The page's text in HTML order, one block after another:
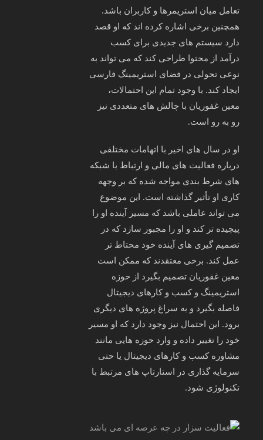
تعامل میان استریمرها و کاربران باشد.
همچنین برخی اشاره کرده‌ اند که او قصد
دارد سیستم‌ های جدیدی برای کسب
درآمد از محتوا طراحی کند که می‌ تواند به‌
نوعی تحولی در فضای استریمینگ فارسی
ایجاد کند. با وجود تمام این احتمالات،
معین غفوریان با چالش‌ های متعددی نیز
رو به‌ رو است.
او در سال‌ های اخیر با اتهامات مختلفی
درباره فعالیت‌ های مالی و ارتباط با شبکه‌
های شرط‌ بندی مواجه شده که بر وجهه
کاری او تأثیر گذاشته است. این موضوع
می‌ تواند عاملی باشد که مسیر آینده او را
پیچیده‌ تر کند و او را مجبور سازد که در
تصمیم‌ گیری‌ های آینده خود محتاط‌ تر
عمل کند. برخی معتقدند که ممکن است
معین غفوریان تصمیم بگیرد از حوزه
استریمینگ و کسب‌ و کارهای دیجیتال
فاصله بگیرد و به سراغ پروژه‌ های دیگری
برود. این احتمال نیز وجود دارد که او مسیر
خود را تغییر داده و وارد حوزه‌ هایی مانند
مشاوره کسب‌ و کارهای دیجیتال یا حتی
سرمایه‌ گذاری در استارتاپ‌ های مرتبط با
تکنولوژی شود.